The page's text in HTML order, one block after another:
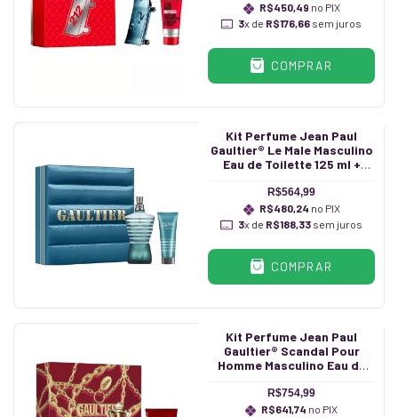
R$450,49 no PIX
3x de R$176,66 sem juros
COMPRAR
Kit Perfume Jean Paul
Gaultier® Le Male Masculino
Eau de Toilette 125 ml +
R$564,99
R$480,24 no PIX
3x de R$188,33sem juros
COMPRAR
Kit Perfume Jean Paul
Gaultier® Scandal Pour
Homme Masculino Eau de
75 ml
R$754,99
R$641,74 no PIX